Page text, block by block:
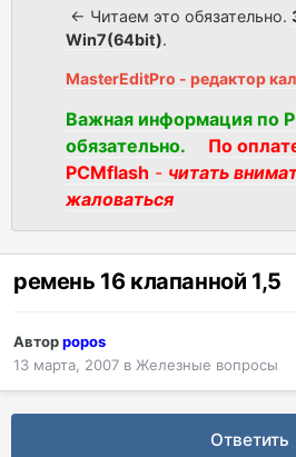
<- Читаем это обязательно.
Win7(64bit).
MasterEditPro - редактор
Важная информация по
обязательно.
По
PCMflash - читать
жаловаться
ремень 16 клапанной 1,5
Авторpopos
13 марта, 2007 в Железные вопросы
Ответить